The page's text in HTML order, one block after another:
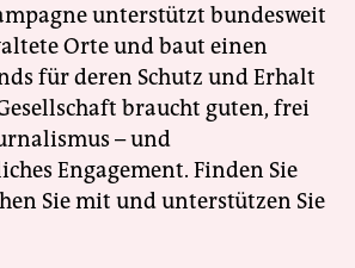
unterstützt bundesweit
Orte und baut einen
für deren Schutz und Erhalt
braucht guten, frei
– und
Engagement. Finden Sie
Sie mit und unterstützen Sie